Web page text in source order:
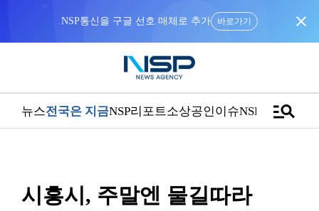
NSP통신을 구글 선호 매체로 추가 바로가기 close
뉴스전국은 지금NSP리포트소상공인이슈NSPTVmanage_search
시흥시, 주말엔 물길따라